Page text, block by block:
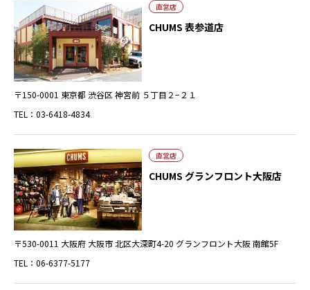
直営店
CHUMS 表参道店
〒150-0001 東京都 渋谷区 神宮前 ５丁目２−２１
TEL：03-6418-4834
直営店
CHUMS グランフロント大阪店
〒530-0011 大阪府 大阪市 北区大深町4-20 グランフロント大阪 南館5F
TEL：06-6377-5177